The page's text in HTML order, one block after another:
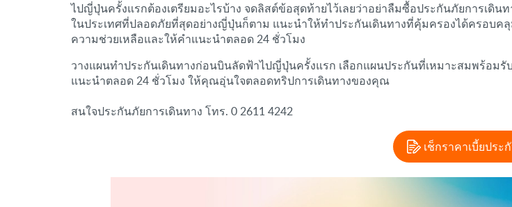
ไปญี่ปุ่นครั้งแรกต้องเตรียมอะไรบ้าง จดลิสต์ข้อสุดท้ายไว้เลยว่าอย่าลืมซื้อประกันภัยการเดิน
ในประเทศที่ปลอดภัยที่สุดอย่างญี่ปุ่นก็ตาม แนะนำให้ทำประกันเดินทางที่คุ้มครองได้ครอบคลุ
ความช่วยเหลือและให้คำแนะนำตลอด 24 ชั่วโมง
วางแผนทำประกันเดินทางก่อนบินลัดฟ้าไปญี่ปุ่นครั้งแรก เลือกแผนประกันที่เหมาะสมพร้อ
แนะนำตลอด 24 ชั่วโมง ให้คุณอุ่นใจตลอดทริปการเดินทางของคุณ
สนใจประกันภัยการเดินทาง โทร. 0 2611 4242
เช็กราคาเบี้ยประ